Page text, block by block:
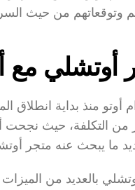
وتوقعاتهم من حيث
أوتشلي مع
ما يبحث عنه متجر